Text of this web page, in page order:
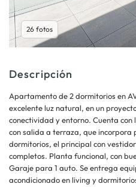
26 fotos
Descripción
Apartamento de 2 dormitorios en
excelente luz natural, en un
conectividad y entorno. Cuenta
con salida a terraza, que incorpora
dormitorios, el principal con
completos. Planta funcional, con
Garaje para 1 auto. Se entrega
acondicionado en living y